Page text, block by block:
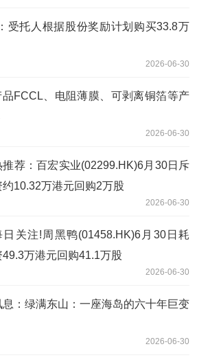
受托人根据股份奖励计划购买33.8万
2026-06-30
FCCL、电阻薄膜、可剥离铜箔等产
2026-06-30
推荐：百宏实业(02299.HK)6月30日斥
约10.32万港元回购2万股
2026-06-30
日关注!周黑鸭(01458.HK)6月30日耗
49.3万港元回购41.1万股
2026-06-30
息：绿满东山：一座海岛的六十年巨变
2026-06-30